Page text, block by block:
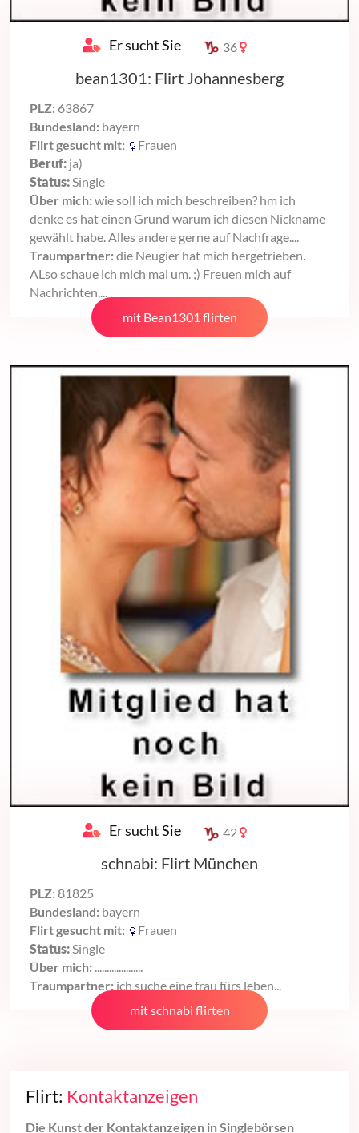
Er sucht Sie 36
bean1301: Flirt Johannesberg
PLZ: 63867
Bundesland: bayern
Flirt gesucht mit:
Frauen
Beruf: ja)
Status: Single
Über mich: wie soll ich mich beschreiben? hm ich
denke es hat einen Grund warum ich diesen Nickname
gewählt habe. Alles andere gerne auf Nachfrage....
Traumpartner: die Neugier hat mich hergetrieben.
ALso schaue ich mich mal um. ;) Freuen mich auf
Nachrichten....
mit Bean1301 flirten
Er sucht Sie 42
schnabi: Flirt München
PLZ: 81825
Bundesland: bayern
Flirt gesucht mit:
Frauen
Status: Single
Über mich:
Traumpartner: ich suche eine frau fürs leben...
mit schnabi flirten
Flirt: Kontaktanzeigen
Die Kunst der Kontaktanzeigen in Singlebörsen